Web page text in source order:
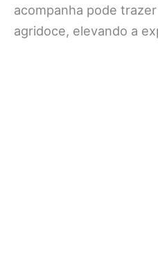
acompanha pode
agridoce, elevando a